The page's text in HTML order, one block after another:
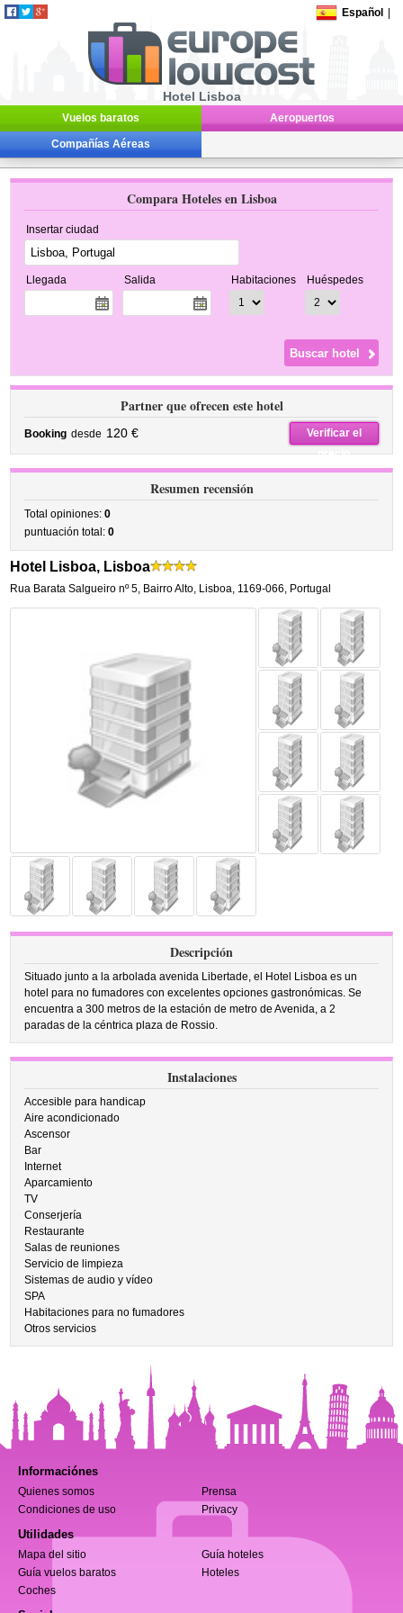
Español
Hotel Lisboa
Vuelos baratos Aeropuertos
Compañías Aéreas
Compara Hoteles en Lisboa
Insertar ciudad
Llegada Salida Habitaciones Huéspedes
Partner que ofrecen este hotel
Booking desde 120 €
Verificar el
precio
Resumen recensión
Total opiniones:0
puntuación total:0
Hotel Lisboa, Lisboa
Rua Barata Salgueiro nº 5, Bairro Alto, Lisboa, 1169-066, Portugal
Descripción
Situado junto a la arbolada avenida Libertade, el Hotel Lisboa es un
hotel para no fumadores con excelentes opciones gastronómicas. Se
encuentra a 300 metros de la estación de metro de Avenida, a 2
paradas de la céntrica plaza de Rossio.
Instalaciones
Accesible para handicap
Aire acondicionado
Ascensor
Bar
Internet
Aparcamiento
TV
Conserjería
Restaurante
Salas de reuniones
Servicio de limpieza
Sistemas de audio y vídeo
SPA
Habitaciones para no fumadores
Otros servicios
Informaciónes
Quienes somos
Prensa
Condiciones de uso
Privacy
Utilidades
Mapa del sitio
Guía hoteles
Guía vuelos baratos
Hoteles
Coches